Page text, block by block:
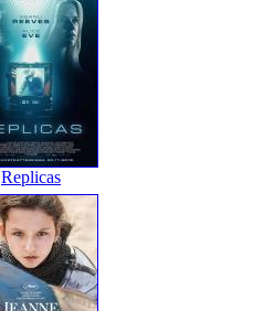
Replicas